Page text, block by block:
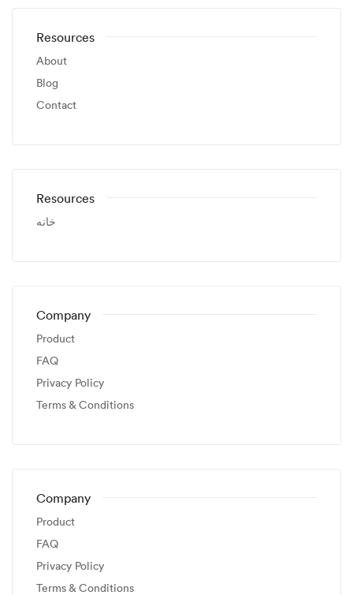
Resources
About
Blog
Contact
Resources
خانه
Company
Product
FAQ
Privacy Policy
Terms & Conditions
Company
Product
FAQ
Privacy Policy
Terms & Conditions